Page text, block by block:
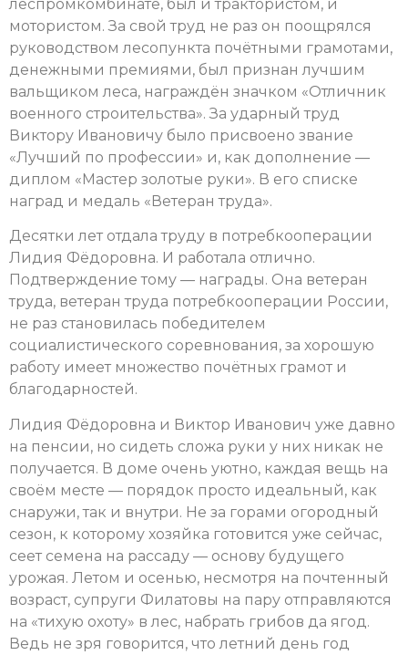
леспромкомбинате, был и трактористом, и
мотористом. За свой труд не раз он поощрялся
руководством лесопункта почётными грамотами,
денежными премиями, был признан лучшим
вальщиком леса, награждён значком «Отличник
военного строительства». За ударный труд
Виктору Ивановичу было присвоено звание
«Лучший по профессии» и, как дополнение —
диплом «Мастер золотые руки». В его списке
наград и медаль «Ветеран труда».
Десятки лет отдала труду в потребкооперации
Лидия Фёдоровна. И работала отлично.
Подтверждение тому — награды. Она ветеран
труда, ветеран труда потребкооперации России,
не раз становилась победителем
социалистического соревнования, за хорошую
работу имеет множество почётных грамот и
благодарностей.
Лидия Фёдоровна и Виктор Иванович уже давно
на пенсии, но сидеть сложа руки у них никак не
получается. В доме очень уютно, каждая вещь на
своём месте — порядок просто идеальный, как
снаружи, так и внутри. Не за горами огородный
сезон, к которому хозяйка готовится уже сейчас,
сеет семена на рассаду — основу будущего
урожая. Летом и осенью, несмотря на почтенный
возраст, супруги Филатовы на пару отправляются
на «тихую охоту» в лес, набрать грибов да ягод.
Ведь не зря говорится, что летний день год